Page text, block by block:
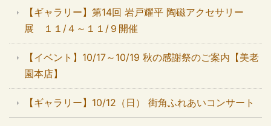
【ギャラリー】第14回 岩戸耀平 陶磁アクセサリー
展 １１/４～１１/９開催
【イベント】10/17～10/19 秋の感謝祭のご案内【美老
園本店】
【ギャラリー】10/12（日） 街角ふれあいコンサート